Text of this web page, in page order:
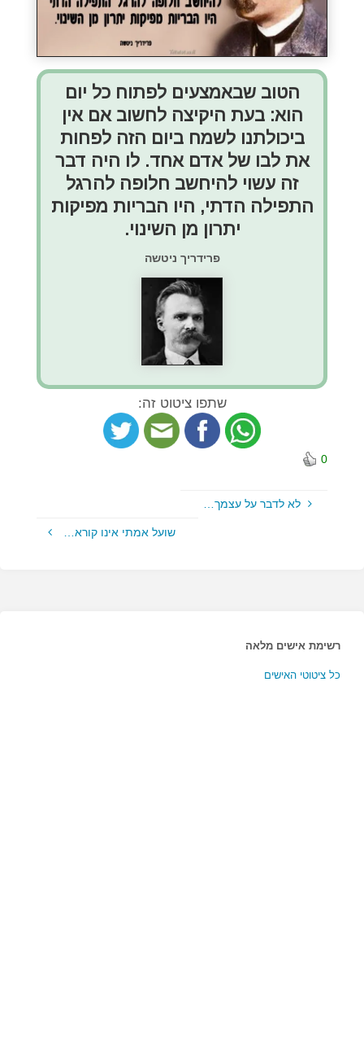
הטוב שבאמצעים לפתוח כל יום
הוא: בעת היקיצה לחשוב אם אין
ביכולתנו לשמח ביום הזה לפחות
את לבו של אדם אחד. לו היה דבר
זה עשוי להיחשב חלופה להרגל
התפילה הדתי, היו הבריות מפיקות
יתרון מן השינוי.
פרידריך ניטשה
שתפו ציטוט זה:
0
לא לדבר על עצמך…
שועל אמתי אינו קורא…
רשימת אישים מלאה
כל ציטוטי האישים